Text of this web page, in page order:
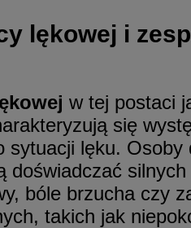
lękowej i
w tej postaci
się
sytuacji lęku. Osoby
doświadczać
bóle brzucha czy
takich jak